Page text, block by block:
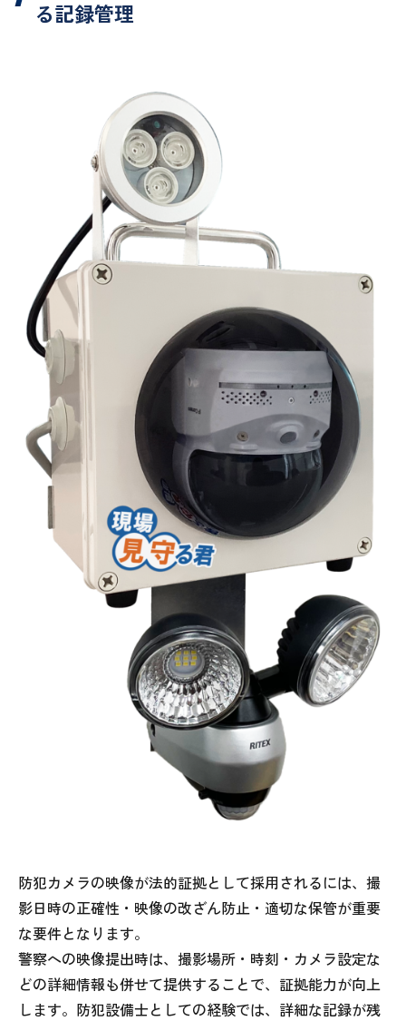
る記録管理
防犯カメラの映像が法的証拠として採用されるには、撮
影日時の正確性・映像の改ざん防止・適切な保管が重要
な要件となります。
警察への映像提出時は、撮影場所・時刻・カメラ設定な
どの詳細情報も併せて提供することで、証拠能力が向上
します。防犯設備士としての経験では、詳細な記録が残